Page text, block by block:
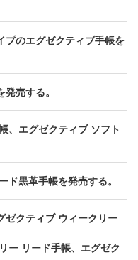
プのエグゼクティブ手帳を
売する。
、エグゼクティブ ソフト
ド黒革手帳を発売する。
ゼクティブ ウィークリー
ー リード手帳、エグゼク